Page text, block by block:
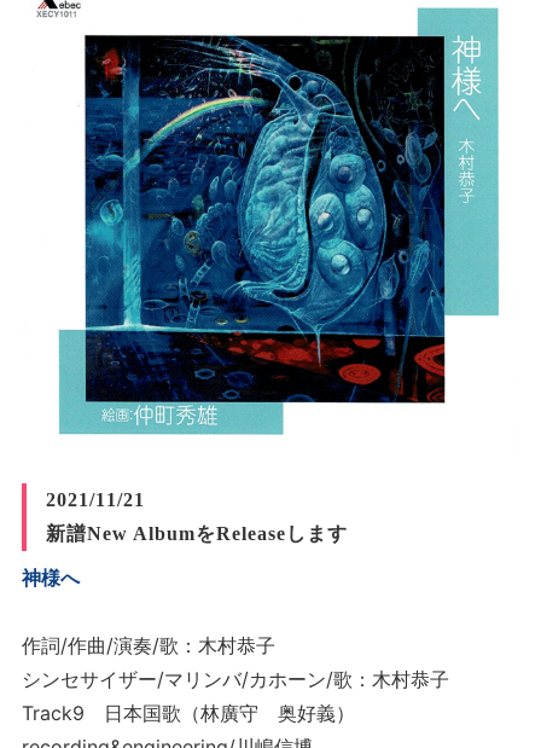
2021/11/21
新譜New AlbumをReleaseします
神様へ
作詞/作曲/演奏/歌：木村恭子
シンセサイザー/マリンバ/カホーン/歌：木村恭子
Track9 日本国歌（林廣守 奥好義）